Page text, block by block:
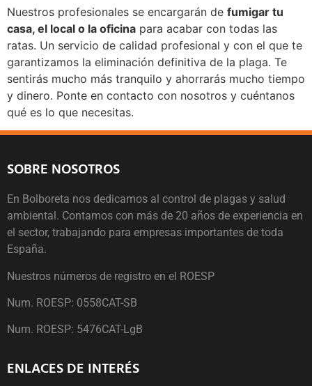
Nuestros profesionales se encargarán de fumigar tu
casa, el local o la oficina para acabar con todas las
ratas. Un servicio de calidad profesional y con el que te
garantizamos la eliminación definitiva de la plaga. Te
sentirás mucho más tranquilo y ahorrarás mucho tiempo
y dinero. Ponte en contacto con nosotros y cuéntanos
qué es lo que necesitas.
SOBRE NOSOTROS
En Bolboreta nos dedicamos al control de plagas y salud
ambiental. Contamos con más de 20 años de experiencia en
el sector, trabajando para empresas importantes de toda
España.
Nuestros números de registro en el ROESP
Num. ROESP: 0558CAT-SB
Num. ROESP: 5476CAT-LgB
ENLACES DE INTERÉS